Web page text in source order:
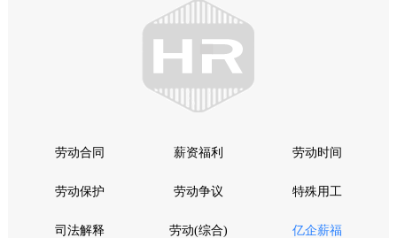
劳动合同 薪资福利 劳动时间
劳动保护 劳动争议 特殊用工
司法解释 劳动(综合) 亿企薪福